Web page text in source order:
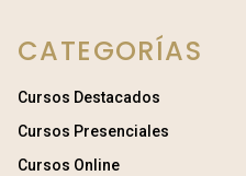
CATEGORÍAS
Cursos Destacados
Cursos Presenciales
Cursos Online